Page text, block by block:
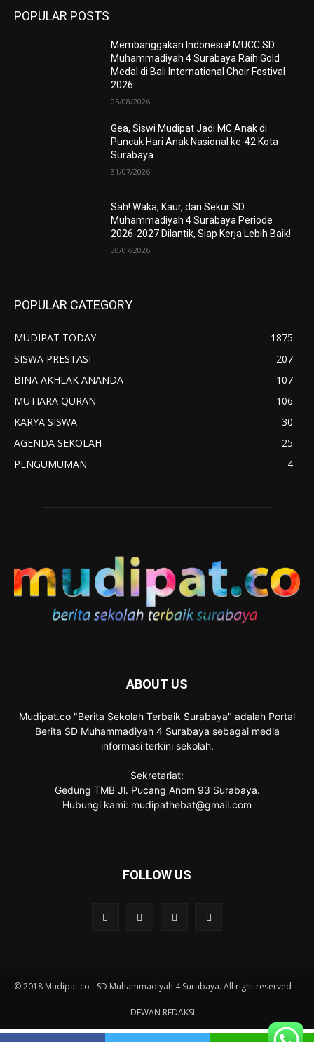
POPULAR POSTS
Membanggakan Indonesia! MUCC SD
Muhammadiyah 4 Surabaya Raih Gold
Medal di Bali International Choir Festival
2026
05/08/2026
Gea, Siswi Mudipat Jadi MC Anak di
Puncak Hari Anak Nasional ke-42 Kota
Surabaya
31/07/2026
Sah! Waka, Kaur, dan Sekur SD
Muhammadiyah 4 Surabaya Periode
2026-2027 Dilantik, Siap Kerja Lebih Baik!
30/07/2026
POPULAR CATEGORY
MUDIPAT TODAY
1875
SISWA PRESTASI
207
BINA AKHLAK ANANDA
107
MUTIARA QURAN
106
KARYA SISWA
30
AGENDA SEKOLAH
25
PENGUMUMAN
4
ABOUT US
Mudipat.co "Berita Sekolah Terbaik Surabaya" adalah Portal
Berita SD Muhammadiyah 4 Surabaya sebagai media
informasi terkini sekolah.
Sekretariat:
Gedung TMB Jl. Pucang Anom 93 Surabaya.
Hubungi kami: mudipathebat@gmail.com
FOLLOW US
© 2018 Mudipat.co - SD Muhammadiyah 4 Surabaya. All right reserved
DEWAN REDAKSI